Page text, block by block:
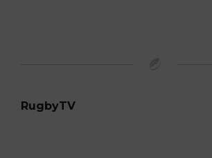
RugbyTV